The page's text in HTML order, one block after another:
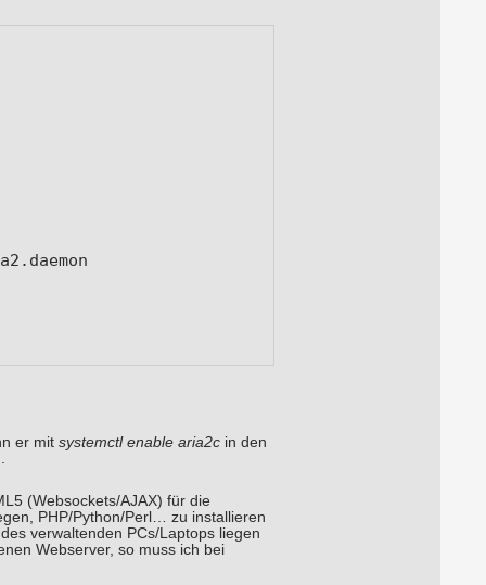
er mit systemctl enable aria2cin den
(Websockets/AJAX) für die
PHP/Python/Perl… zu installieren
verwaltenden PCs/Laptops liegen
Webserver, so muss ich bei